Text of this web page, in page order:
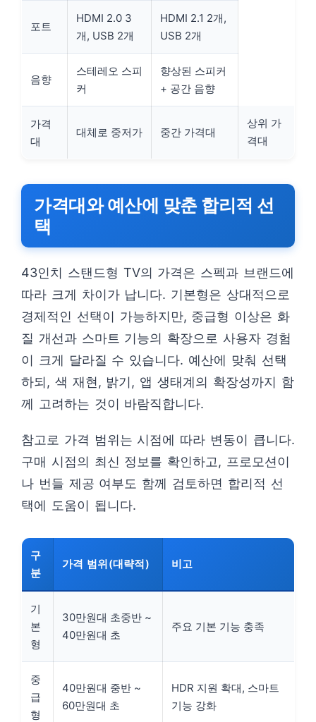
포트
HDMI 2.0 3
개, USB 2개
HDMI 2.1 2개,
USB 2개
음향
스테레오 스피
커
향상된 스피커
+ 공간 음향
가격
대
대체로 중저가 중간 가격대
상위 가
격대
가격대와 예산에 맞춘 합리적 선
택
43인치 스탠드형 TV의 가격은 스펙과 브랜드에
따라 크게 차이가 납니다. 기본형은 상대적으로
경제적인 선택이 가능하지만, 중급형 이상은 화
질 개선과 스마트 기능의 확장으로 사용자 경험
이 크게 달라질 수 있습니다. 예산에 맞춰 선택
하되, 색 재현, 밝기, 앱 생태계의 확장성까지 함
께 고려하는 것이 바람직합니다.
참고로 가격 범위는 시점에 따라 변동이 큽니다.
구매 시점의 최신 정보를 확인하고, 프로모션이
나 번들 제공 여부도 함께 검토하면 합리적 선
택에 도움이 됩니다.
구
분
가격 범위(대략적) 비고
기
본
형
30만원대 초중반 ~
40만원대 초
주요 기본 기능 충족
중
급
형
40만원대 중반 ~
60만원대 초
HDR 지원 확대, 스마트
기능 강화